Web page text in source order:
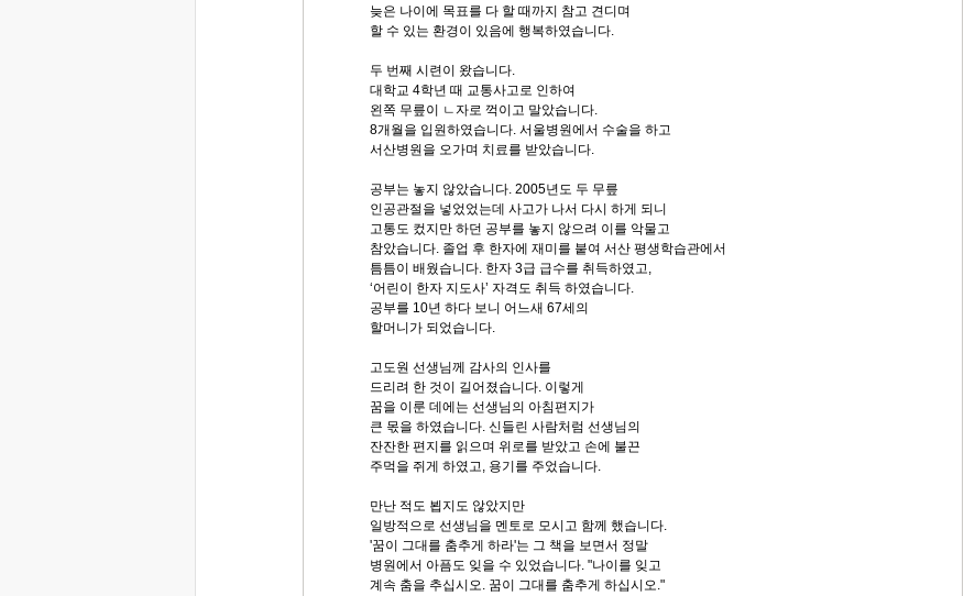
늦은 나이에 목표를 다 할 때까지 참고 견디며
할 수 있는 환경이 있음에 행복하였습니다.
두 번째 시련이 왔습니다.
대학교 4학년 때 교통사고로 인하여
왼쪽 무릎이 ㄴ자로 꺽이고 말았습니다.
8개월을 입원하였습니다. 서울병원에서 수술을 하고
서산병원을 오가며 치료를 받았습니다.
공부는 놓지 않았습니다. 2005년도 두 무릎
인공관절을 넣었었는데 사고가 나서 다시 하게 되니
고통도 컸지만 하던 공부를 놓지 않으려 이를 악물고
참았습니다. 졸업 후 한자에 재미를 붙여 서산 평생학습관에서
틈틈이 배웠습니다. 한자 3급 급수를 취득하였고,
‘어린이 한자 지도사’ 자격도 취득 하였습니다.
공부를 10년 하다 보니 어느새 67세의
할머니가 되었습니다.
고도원 선생님께 감사의 인사를
드리려 한 것이 길어졌습니다. 이렇게
꿈을 이룬 데에는 선생님의 아침편지가
큰 몫을 하였습니다. 신들린 사람처럼 선생님의
잔잔한 편지를 읽으며 위로를 받았고 손에 불끈
주먹을 쥐게 하였고, 용기를 주었습니다.
만난 적도 뵙지도 않았지만
일방적으로 선생님을 멘토로 모시고 함께 했습니다.
'꿈이 그대를 춤추게 하라'는 그 책을 보면서 정말
병원에서 아픔도 잊을 수 있었습니다. "나이를 잊고
계속 춤을 추십시오. 꿈이 그대를 춤추게 하십시오."